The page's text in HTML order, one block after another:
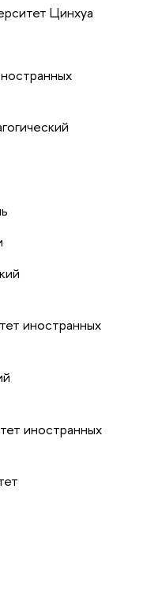
Цинхуа
иностранных
иностранных